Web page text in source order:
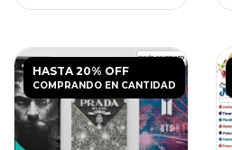
HASTA 20% OFF
COMPRANDO EN CANTIDAD